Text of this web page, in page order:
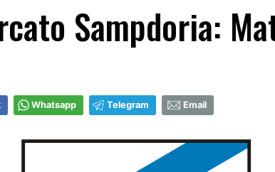
Sampdoria:
Whatsapp Telegram Email